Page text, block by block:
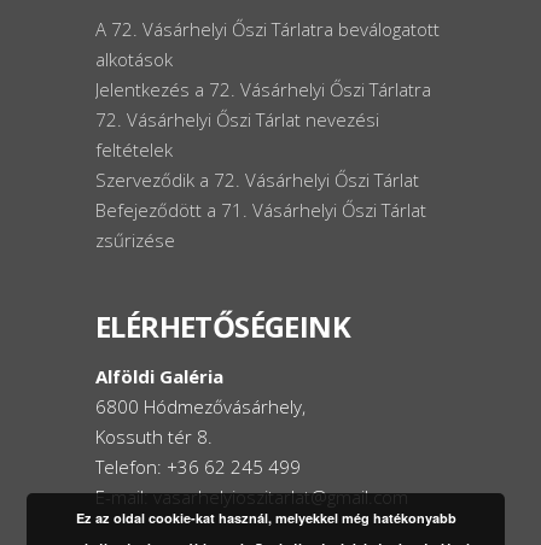
A 72. Vásárhelyi Őszi Tárlatra beválogatott
alkotások
Jelentkezés a 72. Vásárhelyi Őszi Tárlatra
72. Vásárhelyi Őszi Tárlat nevezési
feltételek
Szerveződik a 72. Vásárhelyi Őszi Tárlat
Befejeződött a 71. Vásárhelyi Őszi Tárlat
zsűrizése
ELÉRHETŐSÉGEINK
Alföldi Galéria
6800 Hódmezővásárhely,
Kossuth tér 8.
Telefon: +36 62 245 499
E-mail: vasarhelyioszitarlat@gmail.com
Ez az oldal cookie-kat használ, melyekkel még hatékonyabb